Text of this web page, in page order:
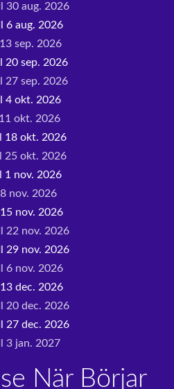
30 aug. 2026
6 aug. 2026
sep. 2026
20 sep. 2026
27 sep. 2026
4 okt. 2026
okt. 2026
18 okt. 2026
25 okt. 2026
1 nov. 2026
nov. 2026
nov. 2026
22 nov. 2026
29 nov. 2026
6 nov. 2026
dec. 2026
20 dec. 2026
27 dec. 2026
3 jan. 2027
När Börjar